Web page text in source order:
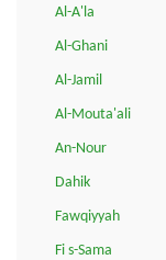
Al-A'la
Al-Ghani
Al-Jamil
Al-Mouta'ali
An-Nour
Dahik
Fawqiyyah
Fi s-Sama